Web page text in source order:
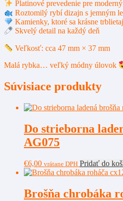
Platinové prevedenie pre
Roztomilý rybí dizajn s jemným
Kamienky, ktoré sa krásne
Skvelý detail na každý deň
Veľkosť: cca 47 mm × 37 mm
Malá rybka… veľký módny úlovok
Súvisiace produkty
Do strieborna
AG075
€6,00 vrátane DPH Pridať do
Brošňa chrobáka